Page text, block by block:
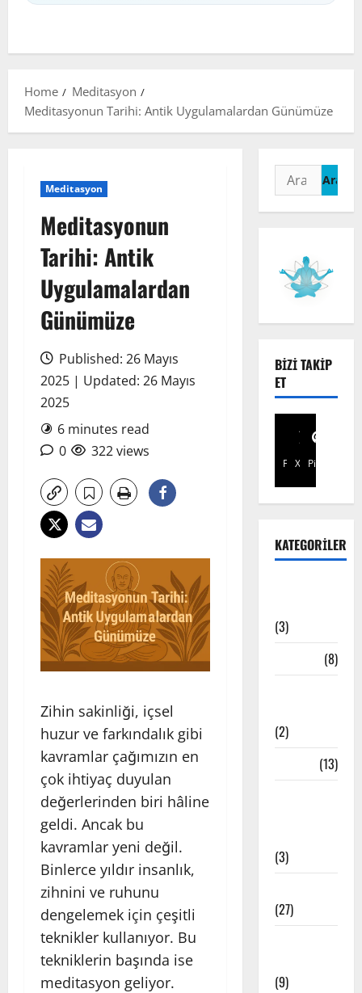
Home
Meditasyon
Meditasyonun Tarihi: Antik Uygulamalardan Günümüze
Meditasyon
Meditasyonun
Tarihi: Antik
Uygulamalardan
Günümüze
Published: 26 Mayıs
2025 | Updated: 26 Mayıs
2025
6 minutes read
0
322 views
Zihin sakinliği, içsel
huzur ve farkındalık gibi
kavramlar çağımızın en
çok ihtiyaç duyulan
değerlerinden biri hâline
geldi. Ancak bu
kavramlar yeni değil.
Binlerce yıldır insanlık,
zihnini ve ruhunu
dengelemek için çeşitli
teknikler kullanıyor. Bu
tekniklerin başında ise
meditasyon geliyor.
Arama:
BIZI TAKIP
ET
Facebook
X Pinterest
KATEGORILER
(3)
(8)
(2)
(13)
(3)
(27)
(9)